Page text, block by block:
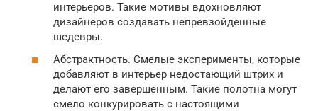
интерьеров. Такие мотивы вдохновляют
дизайнеров создавать непревзойденные
шедевры.
Абстрактность. Смелые эксперименты, которые
добавляют в интерьер недостающий штрих и
делают его завершенным. Такие полотна могут
смело конкурировать с настоящими